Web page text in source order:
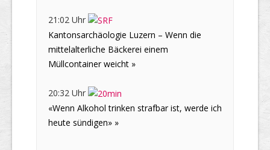
21:02 Uhr
Kantonsarchäologie Luzern – Wenn die
mittelalterliche Bäckerei einem
Müllcontainer weicht »
20:32 Uhr
«Wenn Alkohol trinken strafbar ist, werde ich
heute sündigen» »